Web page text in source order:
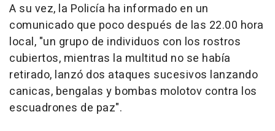
A su vez, la Policía ha informado en un
comunicado que poco después de las 22.00 hora
local, "un grupo de individuos con los rostros
cubiertos, mientras la multitud no se había
retirado, lanzó dos ataques sucesivos lanzando
canicas, bengalas y bombas molotov contra los
escuadrones de paz".